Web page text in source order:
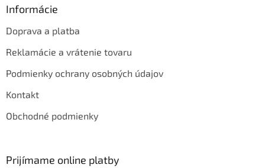
Informácie
Doprava a platba
Reklamácie a vrátenie tovaru
Podmienky ochrany osobných údajov
Kontakt
Obchodné podmienky
Prijímame online platby